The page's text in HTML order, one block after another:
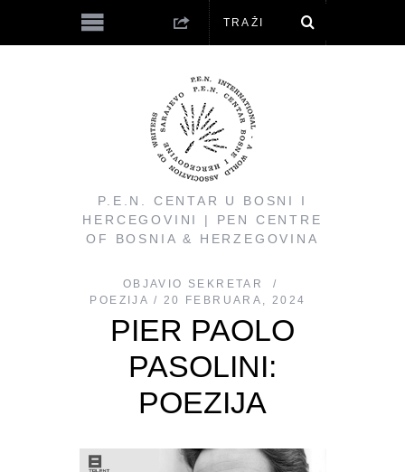
P.E.N. CENTAR U BOSNI I
HERCEGOVINI | PEN CENTRE
OF BOSNIA & HERZEGOVINA
OBJAVIO
SEKRETAR
POEZIJA
20 FEBRUARA, 2024
PIER PAOLO
PASOLINI:
POEZIJA